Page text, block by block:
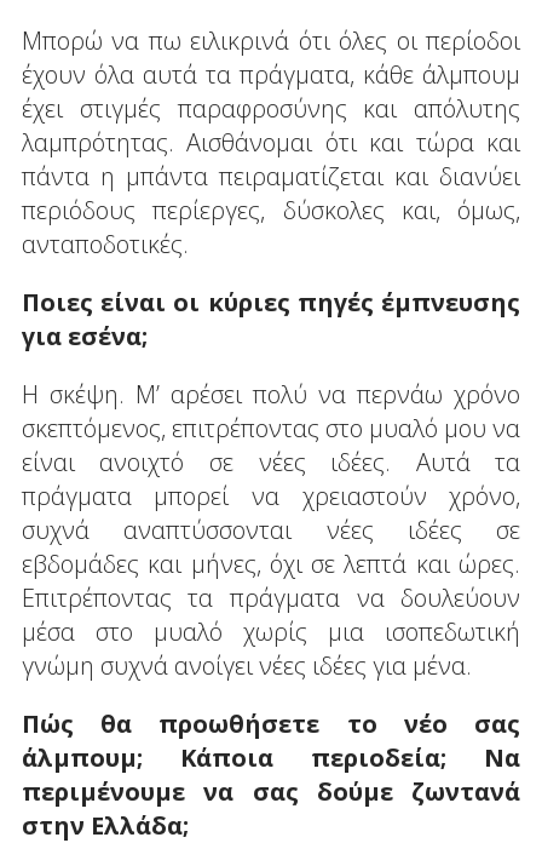
Μπορώ να πω ειλικρινά ότι όλες οι περίοδοι
έχουν όλα αυτά τα πράγματα, κάθε άλμπουμ
έχει στιγμές παραφροσύνης και απόλυτης
λαμπρότητας. Αισθάνομαι ότι και τώρα και
πάντα η μπάντα πειραματίζεται και διανύει
περιόδους περίεργες, δύσκολες και, όμως,
ανταποδοτικές.
Ποιες είναι οι κύριες πηγές έμπνευσης
για εσένα;
Η σκέψη. Μ’ αρέσει πολύ να περνάω χρόνο
σκεπτόμενος, επιτρέποντας στο μυαλό μου να
είναι ανοιχτό σε νέες ιδέες. Αυτά τα
πράγματα μπορεί να χρειαστούν χρόνο,
συχνά αναπτύσσονται νέες ιδέες σε
εβδομάδες και μήνες, όχι σε λεπτά και ώρες.
Επιτρέποντας τα πράγματα να δουλεύουν
μέσα στο μυαλό χωρίς μια ισοπεδωτική
γνώμη συχνά ανοίγει νέες ιδέες για μένα.
Πώς θα προωθήσετε το νέο σας
άλμπουμ; Κάποια περιοδεία; Να
περιμένουμε να σας δούμε ζωντανά
στην Ελλάδα;